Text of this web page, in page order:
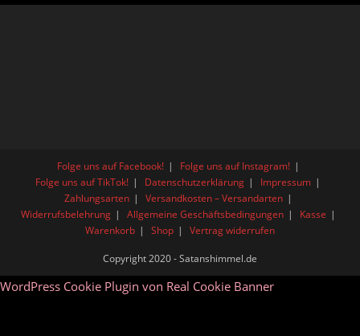
Folge uns auf Facebook!
Folge uns auf Instagram!
Folge uns auf TikTok!
Datenschutzerklärung
Impressum
Zahlungsarten
Versandkosten – Versandarten
Widerrufsbelehrung
Allgemeine Geschäftsbedingungen
Kasse
Warenkorb
Shop Vertrag widerrufen
Copyright 2020 - Satanshimmel.de
WordPress Cookie Plugin von Real Cookie Banner